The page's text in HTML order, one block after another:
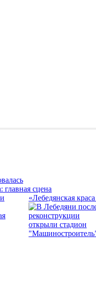
главная сцена
«Лебедянская